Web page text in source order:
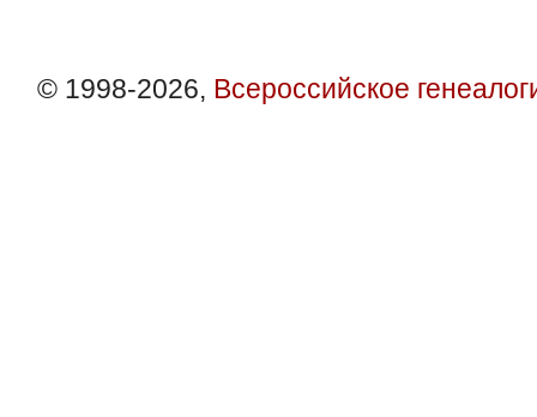
© 1998-2026, Всероссийское